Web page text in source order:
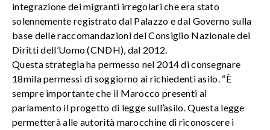
integrazione dei migranti irregolari che era stato
solennemente registrato dal Palazzo e dal Governo sulla
base delle raccomandazioni del Consiglio Nazionale dei
Diritti dell’Uomo (CNDH), dal 2012.
Questa strategia ha permesso nel 2014 di consegnare
18mila permessi di soggiorno ai richiedenti asilo. “È
sempre importante che il Marocco presenti al
parlamento il progetto di legge sull’asilo. Questa legge
permetterà alle autorità marocchine di riconoscere i